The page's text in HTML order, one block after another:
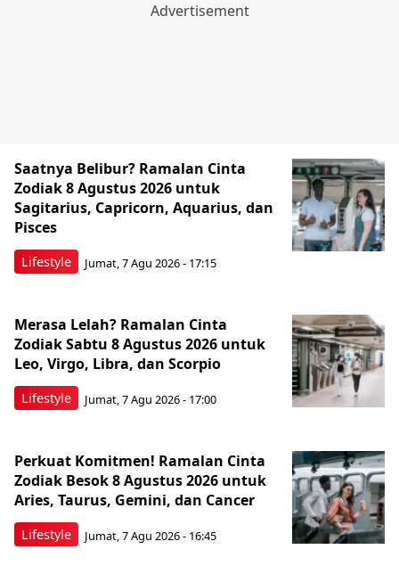
Lifestyle
Saatnya Belibur? Ramalan Cinta
Zodiak 8 Agustus 2026 untuk
Sagitarius, Capricorn, Aquarius, dan
Pisces
Jumat, 7 Agu 2026 - 17:15
Lifestyle
Merasa Lelah? Ramalan Cinta
Zodiak Sabtu 8 Agustus 2026 untuk
Leo, Virgo, Libra, dan Scorpio
Jumat, 7 Agu 2026 - 17:00
Lifestyle
Perkuat Komitmen! Ramalan Cinta
Zodiak Besok 8 Agustus 2026 untuk
Aries, Taurus, Gemini, dan Cancer
Jumat, 7 Agu 2026 - 16:45